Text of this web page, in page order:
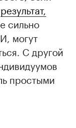
результат,
сильно
могут
С другой
простыми